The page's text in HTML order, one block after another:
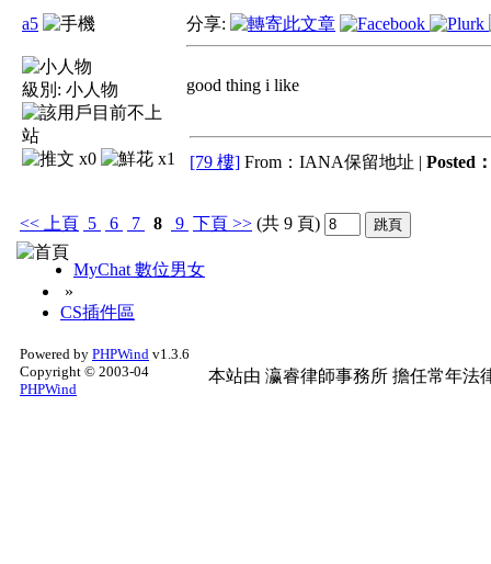
a5
級別: 小人物
x0 x1
分享:
good thing i like
[79 樓] From：IANA保留地址 | Posted
<< 上頁 5 6 7 8 9 下頁 >> (共 9 頁)
MyChat 數位男女
»
CS插件區
Powered by PHPWind v1.3.6
Copyright © 2003-04
PHPWind
本站由 瀛睿律師事務所 擔任常年法